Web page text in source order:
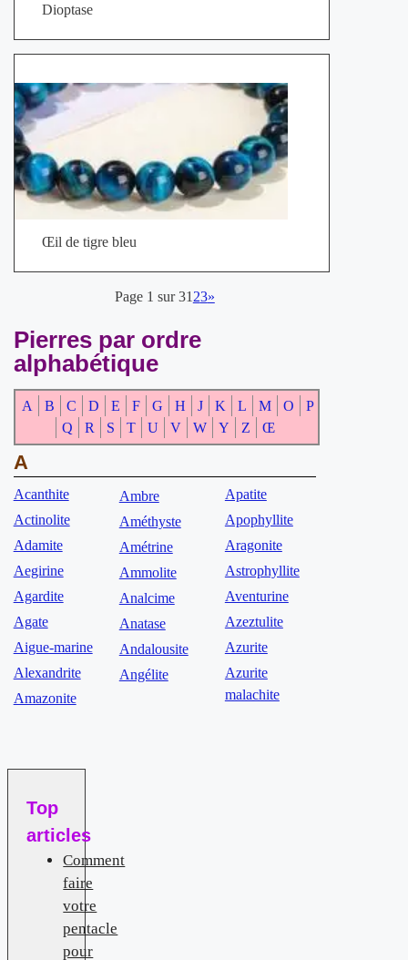
Dioptase
Œil de tigre bleu
Page 1 sur 3123»
Pierres par ordre
alphabétique
A B C D E F G H J K L M O
P
Q
R S T U V W Y Z Œ
A
Acanthite
Actinolite
Adamite
Aegirine
Agardite
Agate
Aigue-marine
Alexandrite
Amazonite
Ambre
Améthyste
Amétrine
Ammolite
Analcime
Anatase
Andalousite
Angélite
Apatite
Apophyllite
Aragonite
Astrophyllite
Aventurine
Azeztulite
Azurite
Azurite
malachite
Top
articles
Comment
faire
votre
pentacle
pour